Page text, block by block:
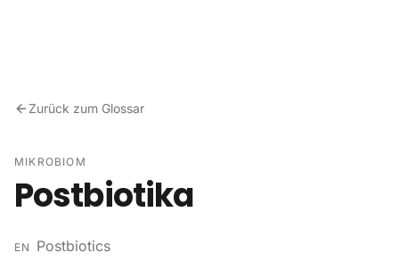
Zurück zum Glossar
MIKROBIOM
Postbiotika
EN Postbiotics